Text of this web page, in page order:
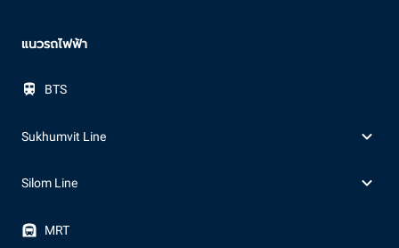
แนวรถไฟฟ้า
BTS
Sukhumvit Line
Silom Line
MRT